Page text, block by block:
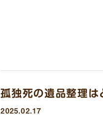
孤独死の遺品整理は
2025.02.17